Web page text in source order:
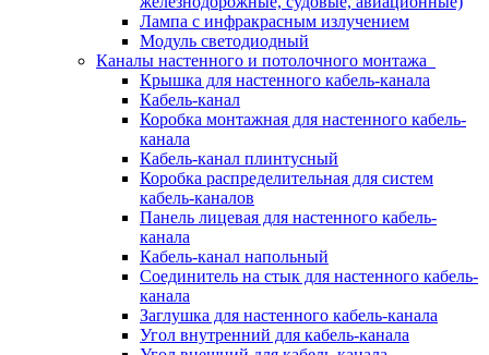
Лампа с инфракрасным излучением
Модуль светодиодный
Каналы настенного и потолочного монтажа
Крышка для настенного кабель-канала
Кабель-канал
Коробка монтажная для настенного кабель-
канала
Кабель-канал плинтусный
Коробка распределительная для систем
кабель-каналов
Панель лицевая для настенного кабель-
канала
Кабель-канал напольный
Соединитель на стык для настенного кабель-
канала
Заглушка для настенного кабель-канала
Угол внутренний для кабель-канала